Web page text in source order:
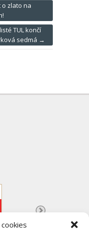
o zlato na
TUL končí
sedmá →